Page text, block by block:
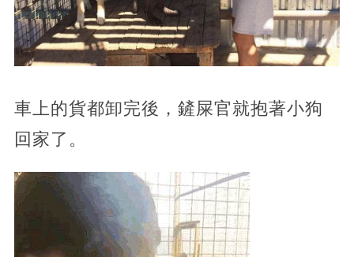
車上的貨都卸完後，鏟屎官就抱著小狗
回家了。